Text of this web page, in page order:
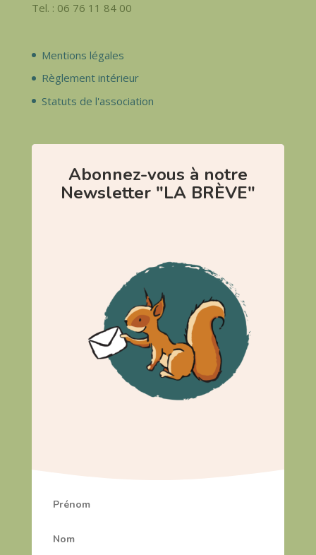
Tel. : 06 76 11 84 00
Mentions légales
Règlement intérieur
Statuts de l'association
Abonnez-vous à notre
Newsletter "LA BRÈVE"